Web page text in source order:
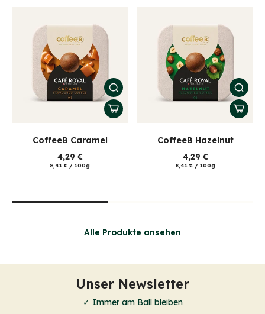
CoffeeB Caramel
4,29 €
8,41 € / 100g
CoffeeB Hazelnut
4,29 €
8,41 € / 100g
Alle Produkte ansehen
Unser Newsletter
✓ Immer am Ball bleiben